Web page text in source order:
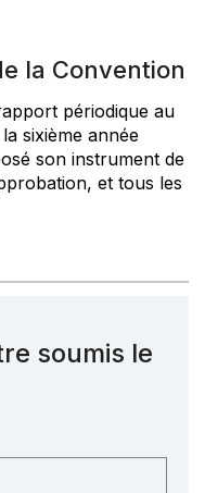
la Convention
périodique au
sixième année
son instrument de
et tous les
soumis le